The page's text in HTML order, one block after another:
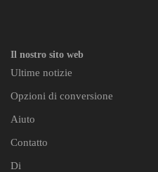
Il nostro sito web
Ultime notizie
Opzioni di conversione
Aiuto
Contatto
Di